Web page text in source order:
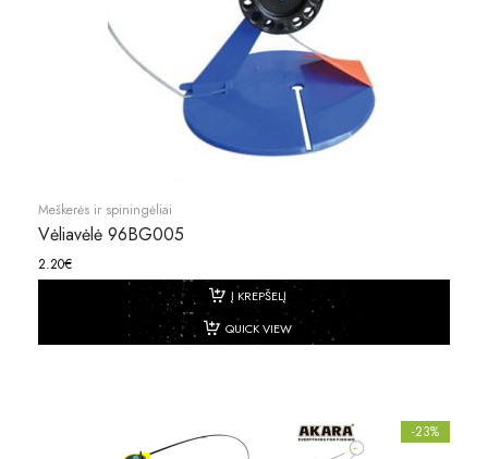
Meškerės ir spiningėliai
Vėliavėlė 96BG005
2.20€
Į KREPŠELĮ
QUICK VIEW
-23%